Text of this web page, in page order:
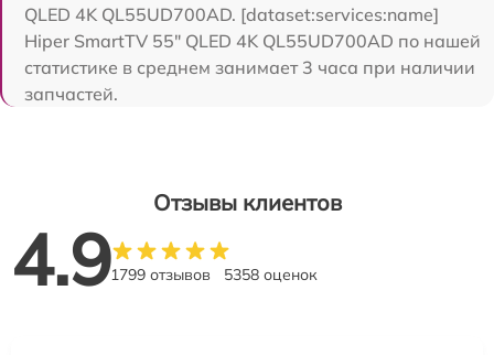
QLED 4K QL55UD700AD. [dataset:services:name]
Hiper SmartTV 55" QLED 4K QL55UD700AD по нашей
статистике в среднем занимает 3 часа при наличии
запчастей.
Отзывы клиентов
4.91799 отзывов 5358 оценок